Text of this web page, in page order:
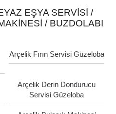
EŞYA SERVISI /
/ BUZDOLABI
Arçelik Fırın Servisi Güzeloba
Arçelik Derin Dondurucu
Servisi Güzeloba